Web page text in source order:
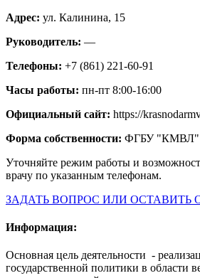
Адрес: ул. Калинина, 15
Руководитель: —
Телефоны: +7 (861) 221-60-91
Часы работы: пн-пт 8:00-16:00
Официальный сайт: https://
Форма собственности: ФГБУ "КМВЛ"
Уточняйте режим работы и
врачу по указанным телефонам.
ЗАДАТЬ ВОПРОС ИЛИ ОСТАВИТЬ
Информация:
Основная цель деятельности -
государственной политики в области